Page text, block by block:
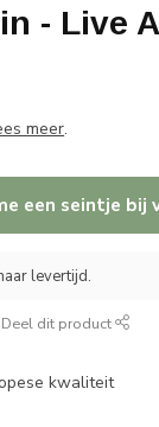
- Live
meer.
een seintje bij
levertijd.
Deel dit product
kwaliteit